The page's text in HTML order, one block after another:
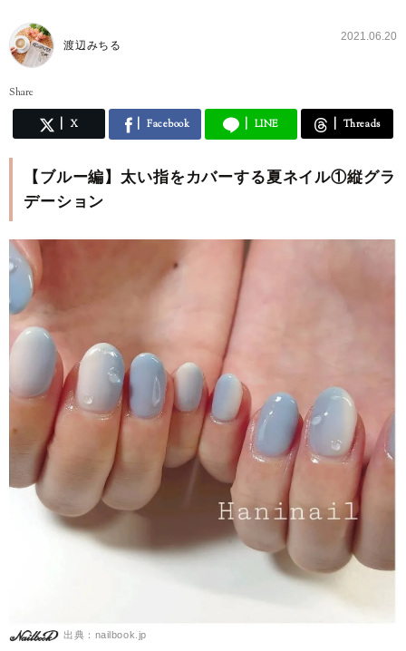
渡辺みちる
2021.06.20
Share
X Facebook LINE Threads
【ブルー編】太い指をカバーする夏ネイル①縦グラ
デーション
出典：nailbook.jp